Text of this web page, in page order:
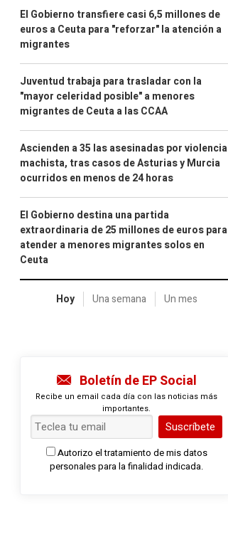
El Gobierno transfiere casi 6,5 millones de
euros a Ceuta para "reforzar" la atención a
migrantes
Juventud trabaja para trasladar con la
"mayor celeridad posible" a menores
migrantes de Ceuta a las CCAA
Ascienden a 35 las asesinadas por violencia
machista, tras casos de Asturias y Murcia
ocurridos en menos de 24 horas
El Gobierno destina una partida
extraordinaria de 25 millones de euros para
atender a menores migrantes solos en
Ceuta
Hoy Una semana Un mes
Boletín de EP Social
Recibe un email cada día con las noticias más
importantes.
Suscríbete
Autorizo el tratamiento de mis datos
personales para la finalidad indicada.